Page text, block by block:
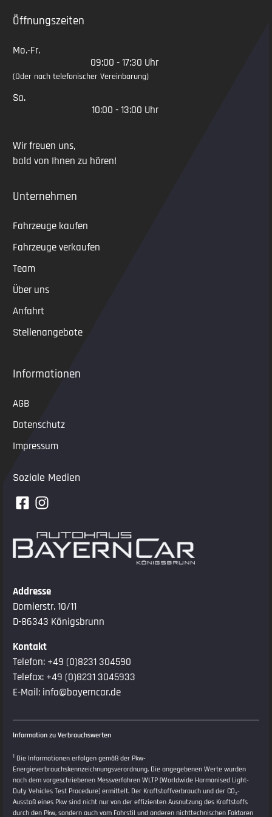
Addresse
Dornierstr. 10/11
D-86343 Königsbrunn
Kontakt
Telefon: +49 (0)8231 304590
Telefax: +49 (0)8231 3045933
E-Mail: info@bayerncar.de
Öffnungszeiten
Mo.-Fr.
09:00 - 17:30 Uhr
(Oder nach telefonischer Vereinbarung)
Sa.
10:00 - 13:00 Uhr
Wir freuen uns,
bald von Ihnen zu hören!
Unternehmen
Fahrzeuge kaufen
Fahrzeuge verkaufen
Team
Über uns
Anfahrt
Stellenangebote
Informationen
AGB
Datenschutz
Impressum
Soziale Medien
Information zu Verbrauchswerten
1 Die Informationen erfolgen gemäß der Pkw-
Energieverbrauchskennzeichnungsverordnung. Die angegebenen Werte wurden
nach dem vorgeschriebenen Messverfahren WLTP (Worldwide Harmonised Light-
Duty Vehicles Test Procedure) ermittelt. Der Kraftstoffverbrauch und der CO₂-
Ausstoß eines Pkw sind nicht nur von der effizienten Ausnutzung des Kraftstoffs
durch den Pkw, sondern auch vom Fahrstil und anderen nichttechnischen Faktoren